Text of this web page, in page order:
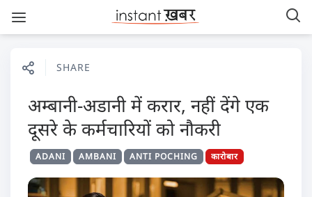
SHARE
अम्बानी-अडानी में करार, नहीं देंगे एक
दूसरे के कर्मचारियों को नौकरी
ADANI AMBANI ANTI POCHING कारोबार